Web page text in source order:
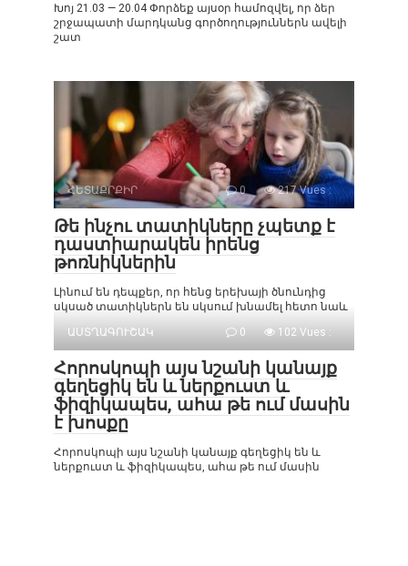
Խոյ 21.03 — 20.04 Փորձեք այսօր համոզվել, որ ձեր
շրջապատի մարդկանց գործողություններն ավելի
շատ
ՀԵՏԱՔՐՔԻՐ 0 217 Vues :
Թե ինչու տատիկները չպետք է
դաստիարակեն իրենց
թոռնիկներին
Լինում են դեպքեր, որ հենց երեխայի ծնունդից
սկսած տատիկներն են սկսում խնամել հետո նաև
ԱՍՏՂԱԳՈՒՇԱԿ
0 102 Vues :
Հորոսկոպի այս նշանի կանայք
գեղեցիկ են և ներքուստ և
ֆիզիկապես, ահա թե ում մասին
է խոսքը
Հորոսկոպի այս նշանի կանայք գեղեցիկ են և
ներքուստ և ֆիզիկապես, ահա թե ում մասին